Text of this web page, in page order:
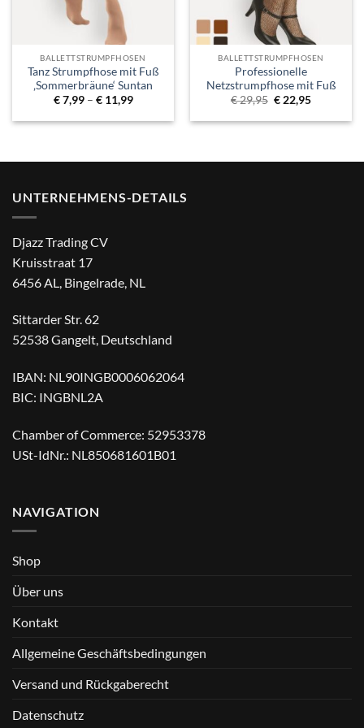
BALLETTSTRUMPFHOSEN
Tanz Strumpfhose mit Fuß
‚Sommerbräune‘ Suntan
€7,99 – €11,99Preisspanne:
bis
BALLETTSTRUMPFHOSEN
Professionelle
Netzstrumpfhose mit Fuß
€29,95 Ursprünglicher
Preis
war:
€22,95Aktueller
ist:
UNTERNEHMENS-DETAILS
Djazz Trading CV
Kruisstraat 17
6456 AL, Bingelrade, NL
Sittarder Str. 62
52538 Gangelt, Deutschland
IBAN: NL90INGB0006062064
BIC: INGBNL2A
Chamber of Commerce: 52953378
USt-IdNr.: NL850681601B01
NAVIGATION
Shop
Über uns
Kontakt
Allgemeine Geschäftsbedingungen
Versand und Rückgaberecht
Datenschutz